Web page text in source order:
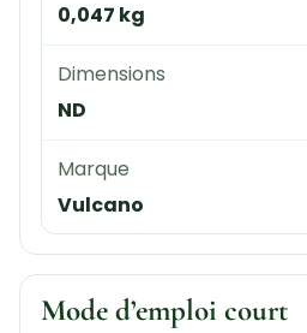
0,047 kg
Dimensions
ND
Marque
Vulcano
Mode d’emploi court